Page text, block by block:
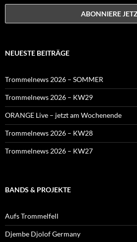
NEUESTE BEITRÄGE
Trommelnews 2026 – SOMMER
Trommelnews 2026 – KW29
ORANGE Live – jetzt am Wochenende
Trommelnews 2026 – KW28
Trommelnews 2026 – KW27
BANDS & PROJEKTE
Aufs Trommelfell
Djembe Djolof Germany